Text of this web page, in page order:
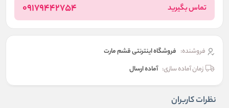
تماس بگیرید 09179442754
فروشنده: فروشگاه اینترنتی قشم مارت
زمان آماده سازی: آماده ارسال
نظرات کاربران